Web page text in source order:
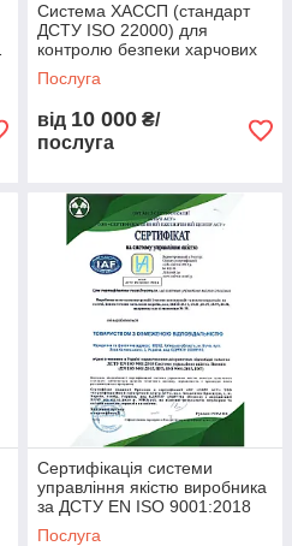
Система ХАССП (стандарт
ДСТУ ISO 22000) для
контролю безпеки харчових
продуктів
Послуга
від 10 000 ₴/
послуга
Сертифікація системи
управління якістю виробника
за ДСТУ EN ISO 9001:2018
Послуга